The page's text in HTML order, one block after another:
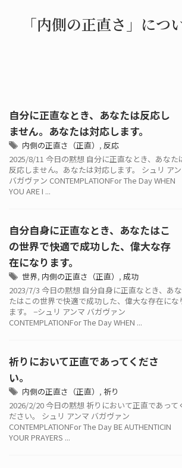
「内側の正直さ」につ
自分に正直なとき、あなたは反応し
ません。あなたは対応します。
内側の正直さ（正直） , 反応
2025/8/11 今日の黙想 自分に正直なとき、あなた
反応しません。あなたは対応します。 シュリ ア
バガヴァン CONTEMPLATIONFor The Day WHEN
YOU ARE I ...
自分自身に正直なとき、あなたはこ
の世界で快適で成功した、偉大な存
在になります。
世界, 内側の正直さ（正直） , 成功
2023/7/3 今日の黙想 自分自身に正直なとき、あな
たはこの世界で快適で成功した、偉大な存在にな
ます。 −シュリ アンマ バガヴァン
CONTEMPLATIONFor The Day WHEN ...
祈りにおいて正直であってくださ
い。
内側の正直さ（正直） , 祈り
2026/2/20 今日の黙想 祈りにおいて正直であって
ださい。 シュリ アンマ バガヴァン
CONTEMPLATIONFor The Day BE AUTHENTICIN
YOUR PRAYERS ...